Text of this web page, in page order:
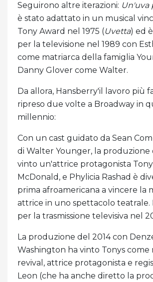
Seguirono altre iterazioni: Un'uva
è stato adattato in un musical
Tony Award nel 1975 (Uvetta) ed
per la televisione nel 1989 con
come matriarca della famiglia
Danny Glover come Walter.
Da allora, Hansberry'il lavoro più
ripreso due volte a Broadway in
millennio:
Con un cast guidato da Sean
di Walter Younger, la produzione
vinto un'attrice protagonista
McDonald, e Phylicia Rashad è
prima afroamericana a vincere la
attrice in uno spettacolo teatrale.
per la trasmissione televisiva nel
La produzione del 2014 con
Washington ha vinto Tonys come
revival, attrice protagonista e
Leon (che ha anche diretto la